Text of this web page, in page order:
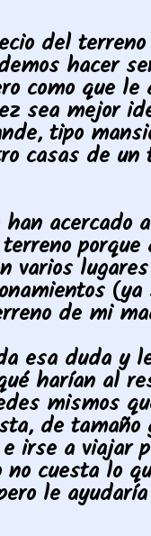
del
hacer
como que le
sea mejor
tipo
casas de un
acercado
porque
varios
de mi
esa duda y
harían al
mismos
de tamaño
irse a viajar
cuesta lo
le